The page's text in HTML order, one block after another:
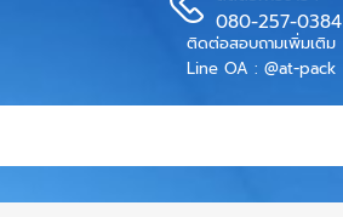
080-257-0384
ติดต่อสอบถามเพิ่มเติม
Line OA : @at-pack